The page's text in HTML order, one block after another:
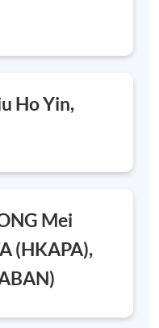
Ho Yin,
Mei
(HKAPA),